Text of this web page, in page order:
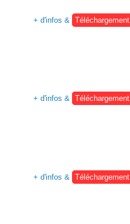
+ d'infos &
Téléchargement
+ d'infos & Téléchargement
+ d'infos & Téléchargement